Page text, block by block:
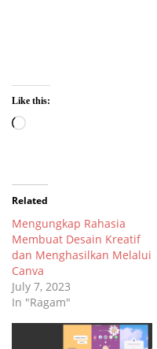
Like this:
Loading…
Related
Mengungkap Rahasia
Membuat Desain Kreatif
dan Menghasilkan Melalui
Canva
July 7, 2023
In "Ragam"